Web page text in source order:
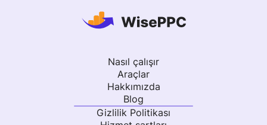
Nasıl çalışır
Araçlar
Hakkımızda
Blog
Gizlilik Politikası